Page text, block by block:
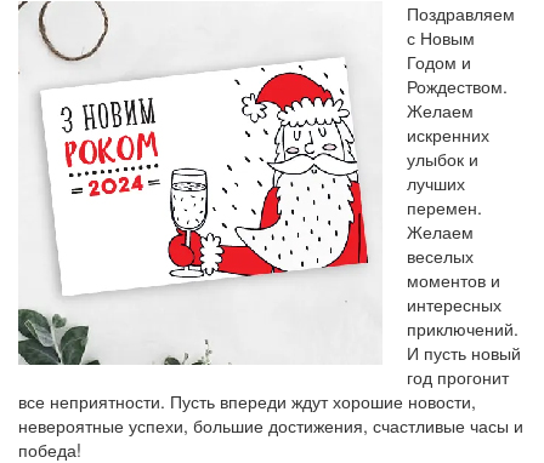
Поздравляем
с Новым
Годом и
Рождеством.
Желаем
искренних
улыбок и
лучших
перемен.
Желаем
веселых
моментов и
интересных
приключений.
И пусть новый
год прогонит
все неприятности. Пусть впереди ждут хорошие новости,
невероятные успехи, большие достижения, счастливые часы и
победа!